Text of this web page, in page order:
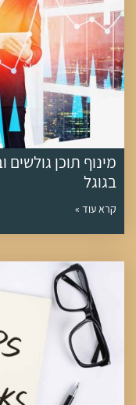
מינוף תוכן גולשים
בגוגל
קרא עוד »